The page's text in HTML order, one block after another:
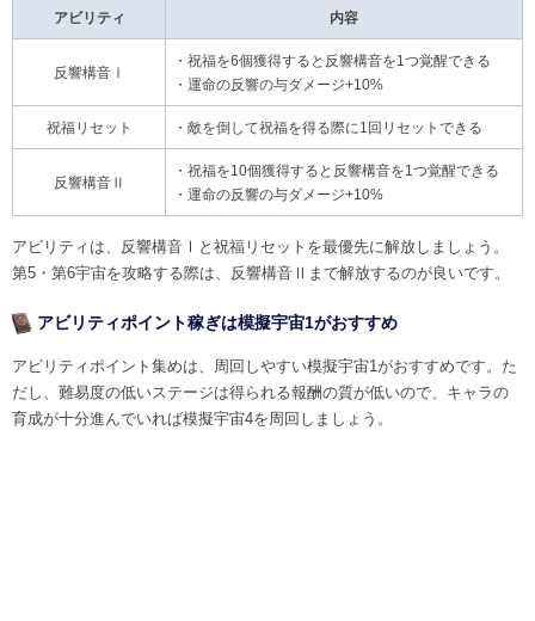
アビリティ 内容
反響構音Ⅰ
・祝福を6個獲得すると反響構音を1つ覚醒できる
・運命の反響の与ダメージ+10%
祝福リセット ・敵を倒して祝福を得る際に1回リセットできる
反響構音Ⅱ
・祝福を10個獲得すると反響構音を1つ覚醒できる
・運命の反響の与ダメージ+10%
アビリティは、反響構音Ⅰと祝福リセットを最優先に解放しましょう。
第5・第6宇宙を攻略する際は、反響構音Ⅱまで解放するのが良いです。
アビリティポイント稼ぎは模擬宇宙1がおすすめ
アビリティポイント集めは、周回しやすい模擬宇宙1がおすすめです。た
だし、難易度の低いステージは得られる報酬の質が低いので、キャラの
育成が十分進んでいれば模擬宇宙4を周回しましょう。